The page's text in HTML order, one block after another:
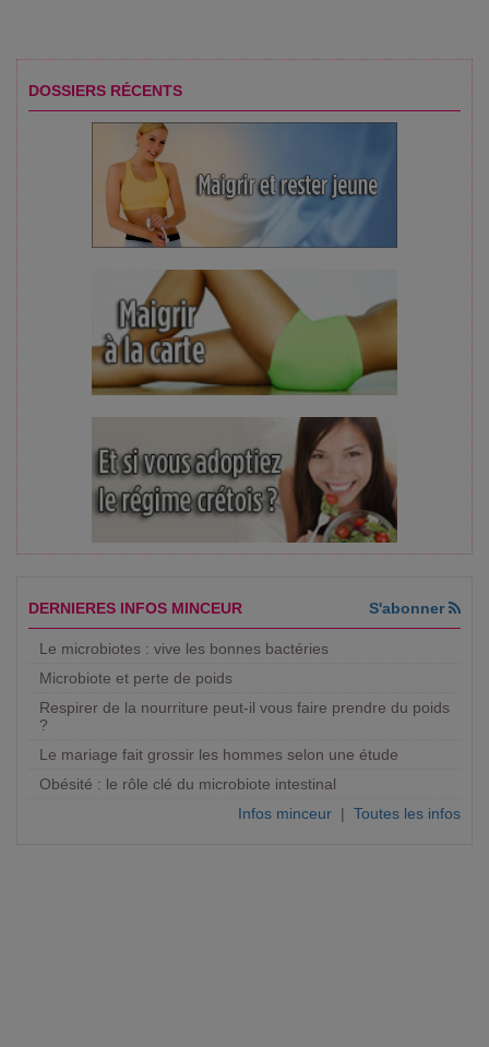
DOSSIERS RÉCENTS
DERNIERES INFOS MINCEUR S'abonner
Le microbiotes : vive les bonnes bactéries
Microbiote et perte de poids
Respirer de la nourriture peut-il vous faire prendre du poids
?
Le mariage fait grossir les hommes selon une étude
Obésité : le rôle clé du microbiote intestinal
Infos minceur | Toutes les infos